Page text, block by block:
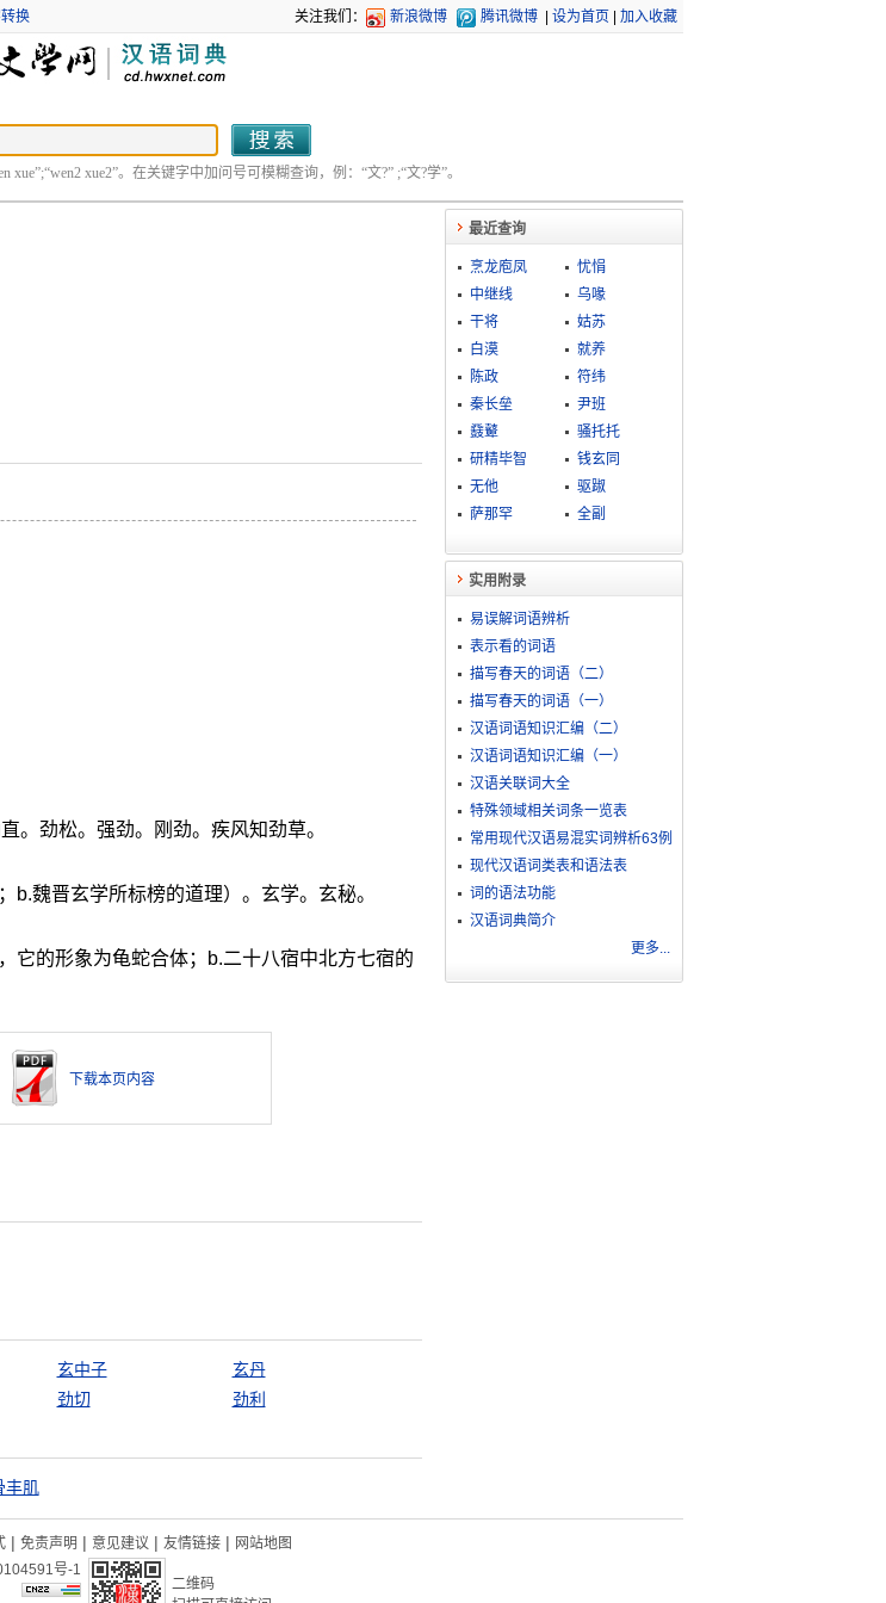
换 关注我们： 新浪微博 腾讯微博 设为首页 加入收藏
xue”;“wen2 xue2”。在关键字中加问号可模糊查询，例：“文?” ;“文?学”。
。劲松。强劲。刚劲。疾风知劲草。
魏晋玄学所标榜的道理）。玄学。玄秘。
的形象为龟蛇合体；b.二十八宿中北方七宿的
下载本页内容
玄中子
玄丹
劲切 劲利
丰肌
最近查询
烹龙庖凤
忧悁
中继线
乌喙
干将
姑苏
白漠
就养
陈政
符纬
秦长垒
尹班
鼗鼙
骚托托
研精毕智
钱玄同
无他
驱踧
萨那罕
全副
实用附录
易误解词语辨析
表示看的词语
描写春天的词语（二）
描写春天的词语（一）
汉语词语知识汇编（二）
汉语词语知识汇编（一）
汉语关联词大全
特殊领域相关词条一览表
常用现代汉语易混实词辨析63例
现代汉语词类表和语法表
词的语法功能
汉语词典简介
更多...
| 免责声明 | 意见建议 | 友情链接 | 网站地图
号-1
二维码